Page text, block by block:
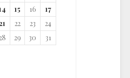
15 16
17
22 23
24
29 30
31